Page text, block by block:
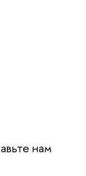
нам